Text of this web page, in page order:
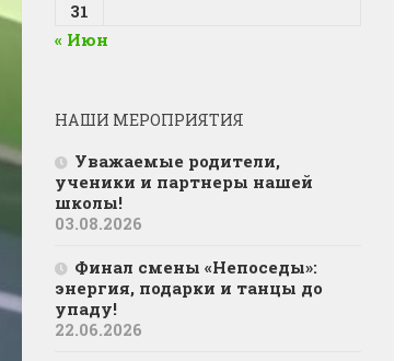
31
« Июн
НАШИ МЕРОПРИЯТИЯ
Уважаемые родители,
ученики и партнеры нашей
школы!
03.08.2026
Финал смены «Непоседы»:
энергия, подарки и танцы до
упаду!
22.06.2026